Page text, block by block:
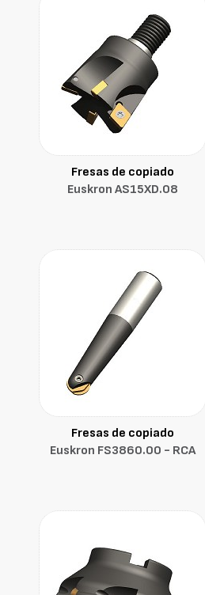
Fresas de copiado
Euskron AS15XD.08
Fresas de copiado
Euskron FS3860.00 - RCA